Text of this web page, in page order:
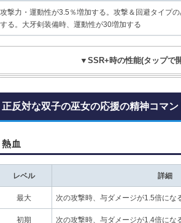
攻撃力・運動性が3.5％増加する。攻撃＆回避タイプ
する。大牙剣装備時、運動性が30増加する
▼SSR+時の性能(タップで
正反対な双子の巫女の応援の精神コマン
熱血
レベル 詳細
最大 次の攻撃時、与ダメージが1.5倍にな
初期 次の攻撃時、与ダメージが1.4倍にな